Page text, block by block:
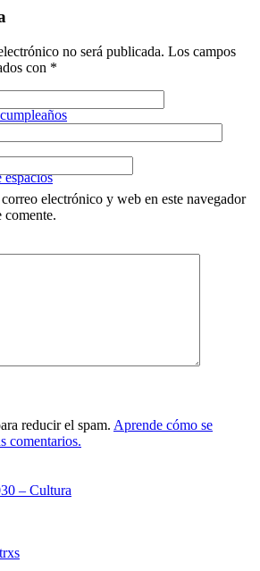
– Cultura
no será publicada. Los campos
con *
electrónico y web en este navegador
comente.
reducir el spam. Aprende cómo se
comentarios.